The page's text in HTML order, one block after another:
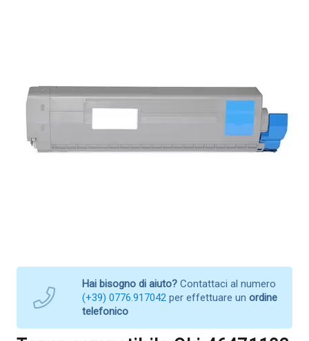
Hai bisogno di aiuto? Contattaci al numero
(+39) 0776.917042 per effettuare un ordine
telefonico